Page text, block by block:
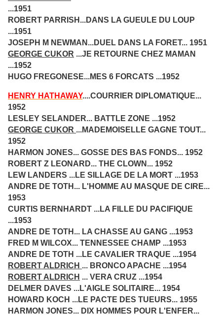
...1951
ROBERT PARRISH...DANS LA GUEULE DU LOUP
...1951
JOSEPH M NEWMAN...DUEL DANS LA FORET... 1951
GEORGE CUKOR ...JE RETOURNE CHEZ MAMAN
...1952
HUGO FREGONESE...MES 6 FORCATS ...1952
HENRY HATHAWAY....COURRIER DIPLOMATIQUE...
1952
LESLEY SELANDER... BATTLE ZONE ...1952
GEORGE CUKOR ...MADEMOISELLE GAGNE TOUT...
1952
HARMON JONES... GOSSE DES BAS FONDS... 1952
ROBERT Z LEONARD... THE CLOWN... 1952
LEW LANDERS ...LE SILLAGE DE LA MORT ...1953
ANDRE DE TOTH... L'HOMME AU MASQUE DE CIRE...
1953
CURTIS BERNHARDT ...LA FILLE DU PACIFIQUE
...1953
ANDRE DE TOTH... LA CHASSE AU GANG ...1953
FRED M WILCOX... TENNESSEE CHAMP ...1953
ANDRE DE TOTH ...LE CAVALIER TRAQUE ...1954
ROBERT ALDRICH ... BRONCO APACHE ...1954
ROBERT ALDRICH ... VERA CRUZ ...1954
DELMER DAVES ...L'AIGLE SOLITAIRE... 1954
HOWARD KOCH ...LE PACTE DES TUEURS... 1955
HARMON JONES... DIX HOMMES POUR L'ENFER...